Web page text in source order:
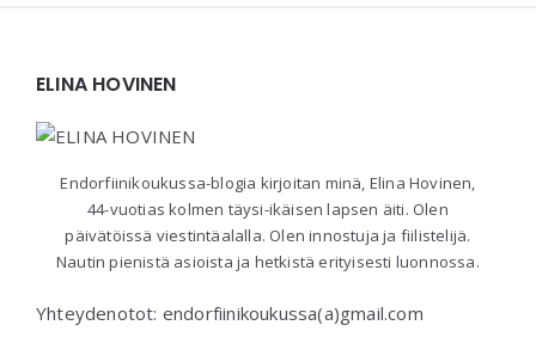
ELINA HOVINEN
Endorfiinikoukussa-blogia kirjoitan minä, Elina Hovinen,
44-vuotias kolmen täysi-ikäisen lapsen äiti. Olen
päivätöissä viestintäalalla. Olen innostuja ja fiilistelijä.
Nautin pienistä asioista ja hetkistä erityisesti luonnossa.
Yhteydenotot: endorfiinikoukussa(a)gmail.com